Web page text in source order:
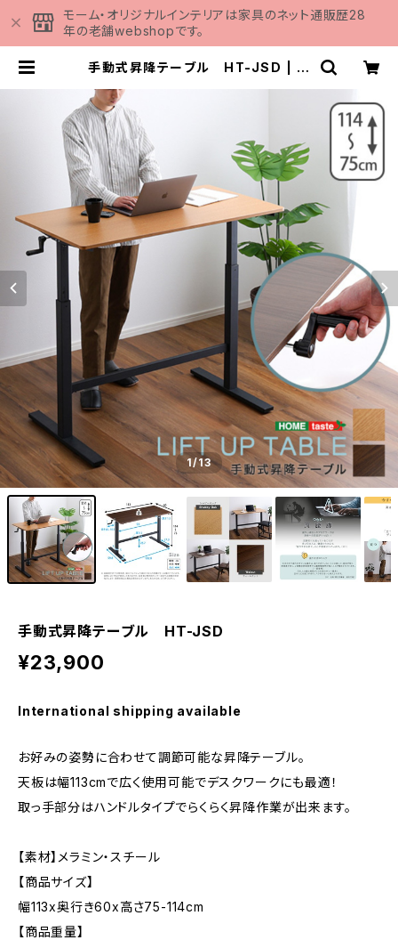
モーム・オリジナルインテリアは家具のネット通販歴28
年の老舗webshopです。
手動式昇降テーブル HT-JSD | 家
1/13
手動式昇降テーブル HT-JSD
¥23,900
International shipping available
お好みの姿勢に合わせて調節可能な昇降テーブル。
天板は幅113cmで広く使用可能でデスクワークにも最適！
取っ手部分はハンドルタイプでらくらく昇降作業が出来ます。
【素材】メラミン・スチール
【商品サイズ】
幅113x奥行き60x高さ75-114cm
【商品重量】